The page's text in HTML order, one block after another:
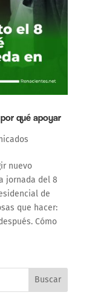
qué apoyar
nuevo
jornada del 8
de
que hacer:
Cómo
Buscar